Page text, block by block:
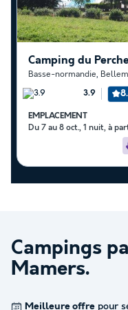
Basse-normandie,
3.9
EMPLACEMENT
Du 7 au 8 oct., 1 nuit, à
Campings
Mamers.
Meilleure offre pour